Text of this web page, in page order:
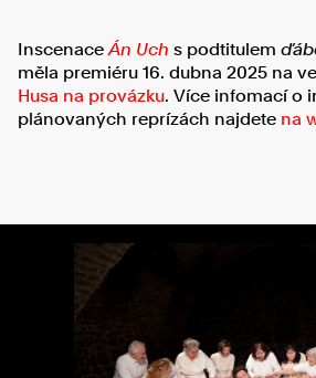
InscenaceÁn Uch s podtitulem
měla premiéru 16. dubna 2025 na
Husa na provázku. Více infomací o
plánovaných reprízách najdete na